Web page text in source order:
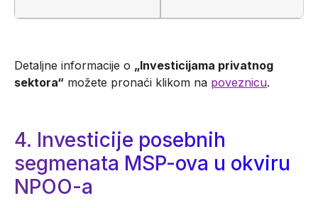
Detaljne informacije o „Investicijama privatnog
sektora“ možete pronaći klikom na poveznicu.
4. Investicije posebnih
segmenata MSP-ova u okviru
NPOO-a